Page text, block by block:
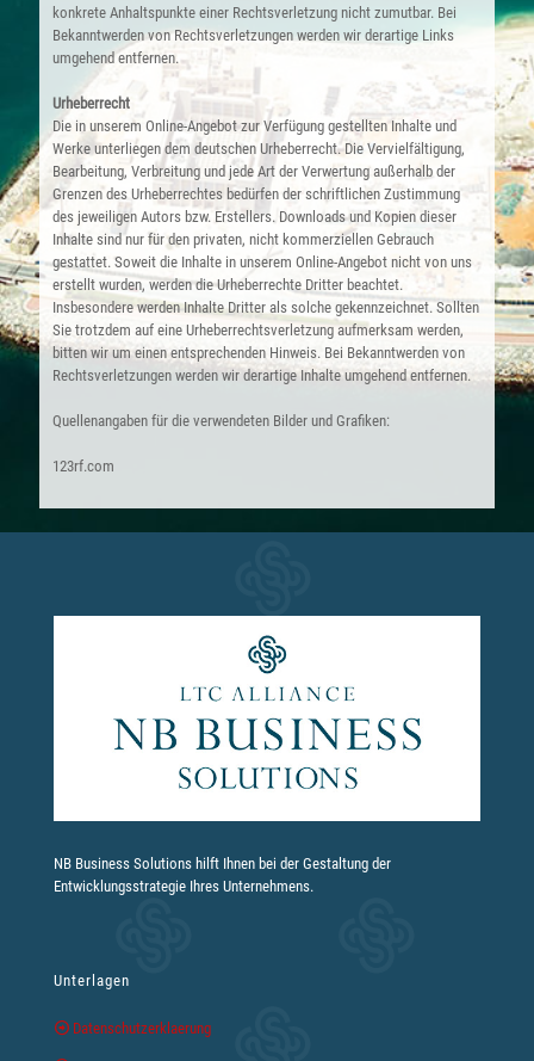
konkrete Anhaltspunkte einer Rechtsverletzung nicht zumutbar. Bei
Bekanntwerden von Rechtsverletzungen werden wir derartige Links
umgehend entfernen.
Urheberrecht
Die in unserem Online-Angebot zur Verfügung gestellten Inhalte und
Werke unterliegen dem deutschen Urheberrecht. Die Vervielfältigung,
Bearbeitung, Verbreitung und jede Art der Verwertung außerhalb der
Grenzen des Urheberrechtes bedürfen der schriftlichen Zustimmung
des jeweiligen Autors bzw. Erstellers. Downloads und Kopien dieser
Inhalte sind nur für den privaten, nicht kommerziellen Gebrauch
gestattet. Soweit die Inhalte in unserem Online-Angebot nicht von uns
erstellt wurden, werden die Urheberrechte Dritter beachtet.
Insbesondere werden Inhalte Dritter als solche gekennzeichnet. Sollten
Sie trotzdem auf eine Urheberrechtsverletzung aufmerksam werden,
bitten wir um einen entsprechenden Hinweis. Bei Bekanntwerden von
Rechtsverletzungen werden wir derartige Inhalte umgehend entfernen.
Quellenangaben für die verwendeten Bilder und Grafiken:
123rf.com
NB Business Solutions hilft Ihnen bei der Gestaltung der
Entwicklungsstrategie Ihres Unternehmens.
Unterlagen
Datenschutzerklaerung